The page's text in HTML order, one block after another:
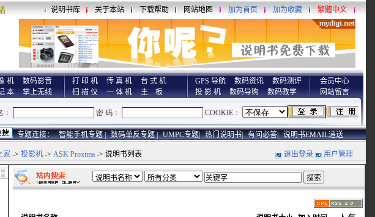
说明书库 关于本站 下载帮助 网站地图 加为首页 加为收藏 繁體中文
机
数码影音
本 掌上无线
打 印 机 传 真 机
台 式 机
扫 描 仪
一 体 机 主 板
GPS 导航 数码资讯
数码测评
投 影 机
数码导购 数码教学
会员中心
网站留言
专题连接： 智能手机专题 | 数码单反专题 | UMPC专题| 热门说明书| 有问必答| 说明书EMAIL递送
家 -> 投影机 -> ASK Proxima -> 说明书列表 退出登录 用户管理